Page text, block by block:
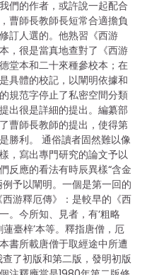
們的作者，或許說一起配合
曹師長教師長短常合適擔負
訂人選的。他熟習《西游
，很是當真地查對了《西游
堂本和二十來種參校本；在
具體的校記，以闡明依據和
規范字停止了私密空間分類
出很是詳細的提出。編纂部
曹師長教師的提出，使得第
勝利。 通俗讀者固然難以像
，寫出專門研究的論文予以
反應的看法有時辰異樣“含金
例予以闡明。一個是第一回的
西游釋厄傳》：是較早的《西
。今所知、見者，有‘粗略
蓮臺梓’本等。釋指唐僧，厄
書所載唐僧于取經途中所遭
查了初版和第二版，發明初版